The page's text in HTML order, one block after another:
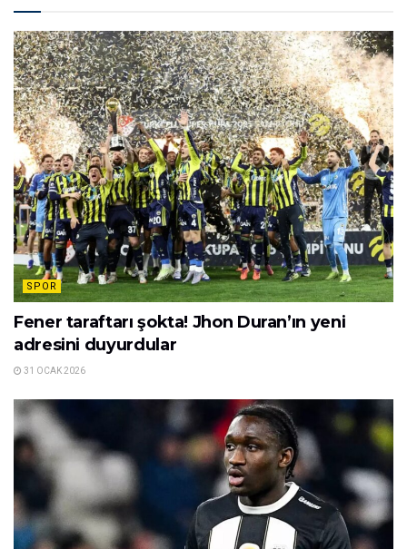
SPOR
Fener taraftarı şokta! Jhon Duran’ın yeni
adresini duyurdular
31 OCAK 2026